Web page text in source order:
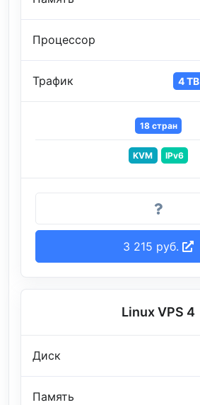
Процессор
Трафик 4 TB
18 стран
KVM IPv6
3 215 руб.
Linux VPS 4
Диск
Память